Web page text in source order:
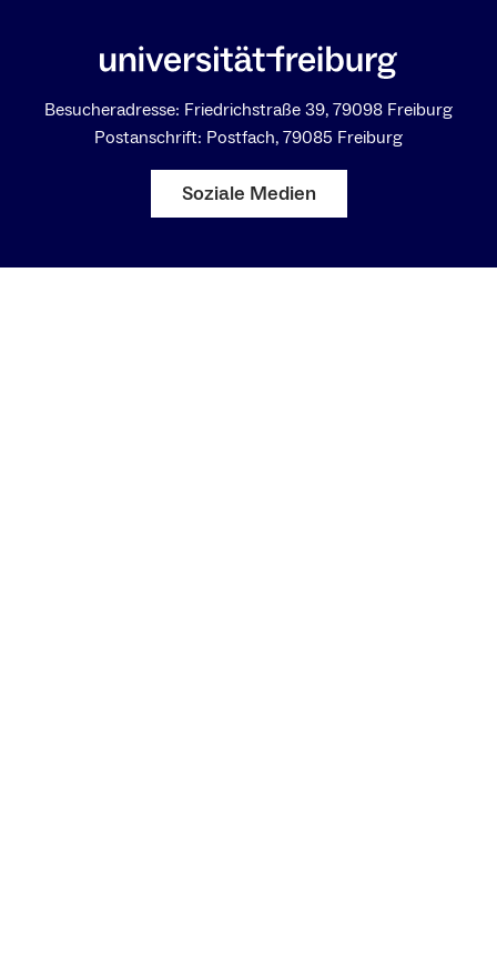
Besucheradresse: Friedrichstraße 39, 79098 Freiburg
Postanschrift: Postfach, 79085 Freiburg
Soziale Medien